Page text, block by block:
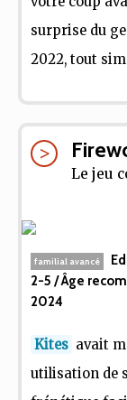
surprise du
2022, tout
Le jeu
familial avancé
2-5 / Âge
2024
Kites avait
utilisation de